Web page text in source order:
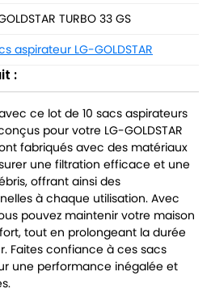
TURBO 33 GS
aspirateur LG-GOLDSTAR
:
ce lot de 10 sacs aspirateurs
pour votre LG-GOLDSTAR
fabriqués avec des matériaux
une filtration efficace et une
offrant ainsi des
à chaque utilisation. Avec
pouvez maintenir votre maison
tout en prolongeant la durée
Faites confiance à ces sacs
une performance inégalée et